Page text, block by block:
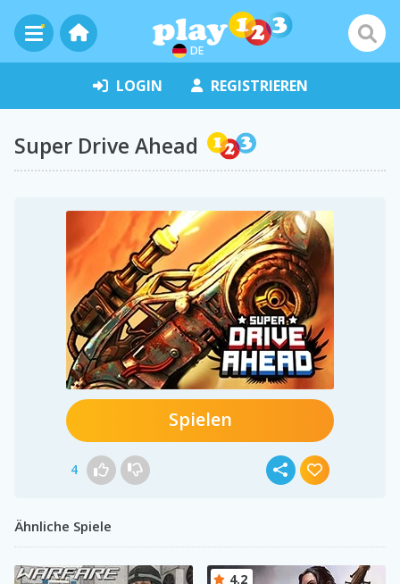
DE
LOGIN REGISTRIEREN
Super Drive Ahead
Spielen
4
Ähnliche Spiele
4.2